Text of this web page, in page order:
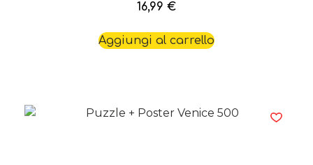
16,99 €
Aggiungi al carrello